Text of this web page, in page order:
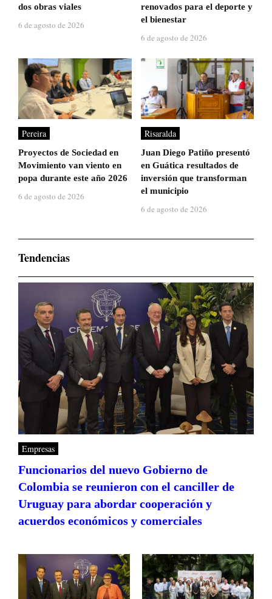
dos obras viales
6 de agosto de 2026
renovados para el deporte y
el bienestar
6 de agosto de 2026
Pereira
Proyectos de Sociedad en
Movimiento van viento en
popa durante este año 2026
6 de agosto de 2026
Risaralda
Juan Diego Patiño presentó
en Guática resultados de
inversión que transforman
el municipio
6 de agosto de 2026
Tendencias
Empresas
Funcionarios del nuevo Gobierno de
Colombia se reunieron con el canciller de
Uruguay para abordar cooperación y
acuerdos económicos y comerciales